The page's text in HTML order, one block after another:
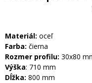
Materiál: oceľ
Farba: čierna
Rozmer profilu: 30x80
Výška: 710 mm
Dĺžka: 800 mm